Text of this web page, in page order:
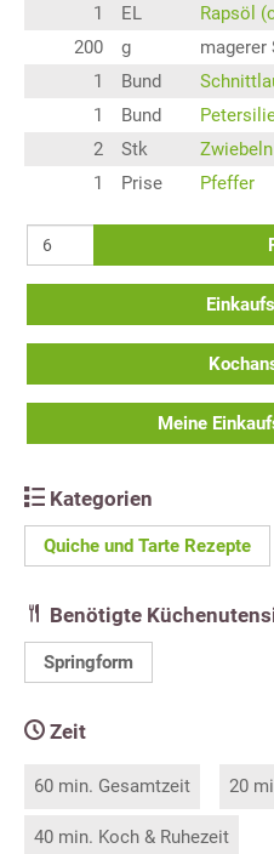
1
EL
Rapsöl
200
g
magerer
1
Bund
1
Bund
2
Stk
Zwiebeln
1
Prise Pfeffer
Meine
Kategorien
Quiche und Tarte Rezepte
Benötigte
Springform
Zeit
60 min. Gesamtzeit 20
40 min. Koch & Ruhezeit